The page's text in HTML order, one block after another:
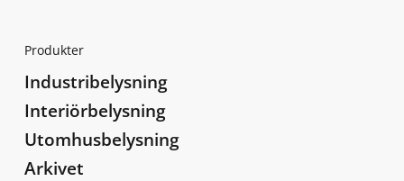
Produkter
Industribelysning
Interiörbelysning
Utomhusbelysning
Arkivet